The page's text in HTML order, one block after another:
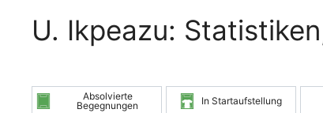
U. Ikpeazu:
Absolvierte
Begegnungen
In Startaufstellung